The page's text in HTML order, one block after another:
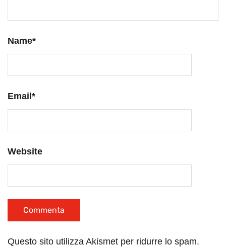
Name*
Email*
Website
Questo sito utilizza Akismet per ridurre lo spam.